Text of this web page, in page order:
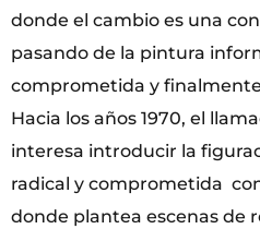
donde el cambio es una
pasando de la pintura
comprometida y
Hacia los años 1970, el
interesa introducir la
radical y comprometida
donde plantea escenas de